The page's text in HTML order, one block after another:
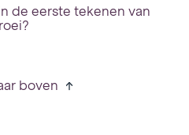
de eerste tekenen van
boven